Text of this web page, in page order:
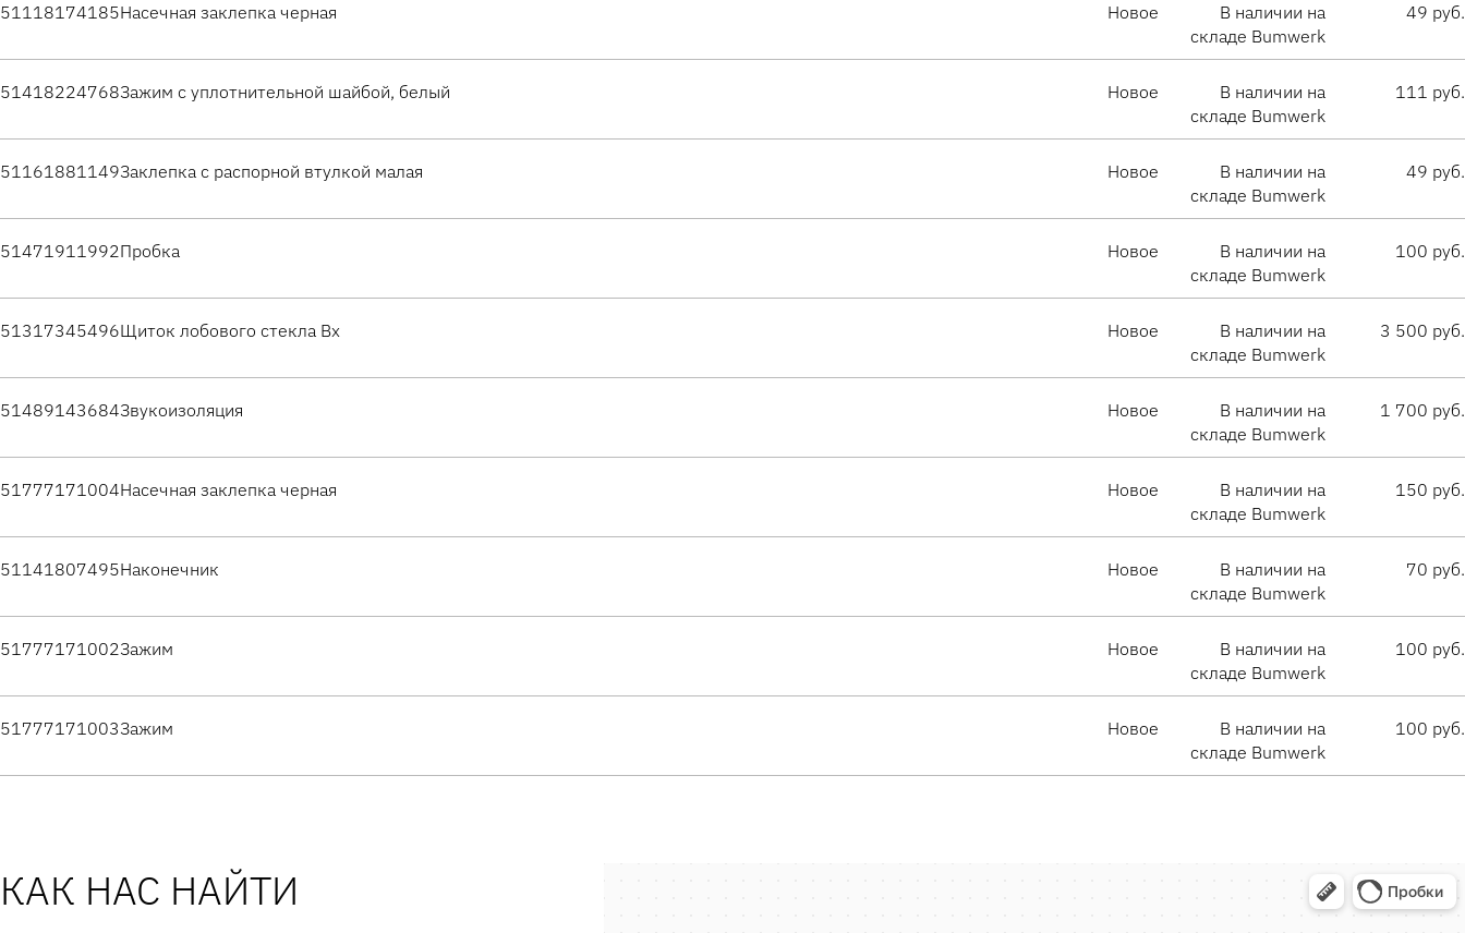
51118174185Насечная заклепка черная Новое
В наличии на
складе Bumwerk
49 руб.
51418224768Зажим с уплотнительной шайбой, белый Новое
В наличии на
складе Bumwerk
111 руб.
51161881149Заклепка с распорной втулкой малая Новое
В наличии на
складе Bumwerk
49 руб.
51471911992Пробка Новое
В наличии на
складе Bumwerk
100 руб.
51317345496Щиток лобового стекла Вх Новое
В наличии на
складе Bumwerk
3 500 руб.
51489143684Звукоизоляция Новое
В наличии на
складе Bumwerk
1 700 руб.
51777171004Насечная заклепка черная Новое
В наличии на
складе Bumwerk
150 руб.
51141807495Наконечник Новое
В наличии на
складе Bumwerk
70 руб.
51777171002Зажим Новое
В наличии на
складе Bumwerk
100 руб.
51777171003Зажим Новое
В наличии на
складе Bumwerk
100 руб.
КАК НАС НАЙТИ